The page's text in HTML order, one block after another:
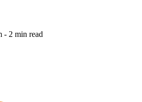
- 2 min read